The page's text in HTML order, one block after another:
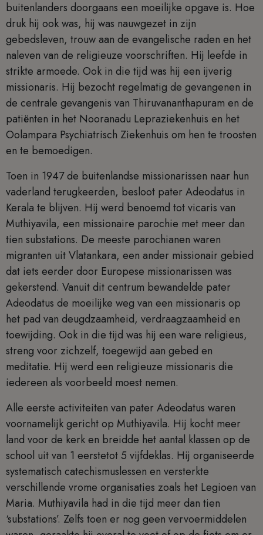
buitenlanders doorgaans een moeilijke opgave is. Hoe
druk hij ook was, hij was nauwgezet in zijn
gebedsleven, trouw aan de evangelische raden en het
naleven van de religieuze voorschriften. Hij leefde in
strikte armoede. Ook in die tijd was hij een ijverig
missionaris. Hij bezocht regelmatig de gevangenen in
de centrale gevangenis van Thiruvananthapuram en de
patiënten in het Nooranadu Lepraziekenhuis en het
Oolampara Psychiatrisch Ziekenhuis om hen te troosten
en te bemoedigen.
Toen in 1947 de buitenlandse missionarissen naar hun
vaderland terugkeerden, besloot pater Adeodatus in
Kerala te blijven. Hij werd benoemd tot vicaris van
Muthiyavila, een missionaire parochie met meer dan
tien substations. De meeste parochianen waren
migranten uit Vlatankara, een ander missionair gebied
dat iets eerder door Europese missionarissen was
gekerstend. Vanuit dit centrum bewandelde pater
Adeodatus de moeilijke weg van een missionaris op
het pad van deugdzaamheid, verdraagzaamheid en
toewijding. Ook in die tijd was hij een ware religieus,
streng voor zichzelf, toegewijd aan gebed en
meditatie. Hij werd een religieuze missionaris die
iedereen als voorbeeld moest nemen.
Alle eerste activiteiten van pater Adeodatus waren
voornamelijk gericht op Muthiyavila. Hij kocht meer
land voor de kerk en breidde het aantal klassen op de
school uit van 1 eerstetot 5 vijfdeklas. Hij organiseerde
systematisch catechismuslessen en versterkte
verschillende vrome organisaties zoals het Legioen van
Maria. Muthiyavila had in die tijd meer dan tien
‘substations’. Zelfs toen er nog geen vervoermiddelen